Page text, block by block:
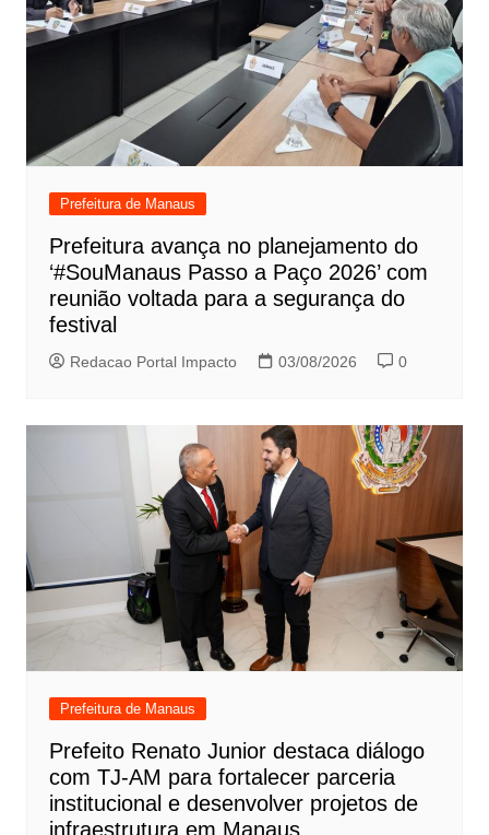
Prefeitura de Manaus
Prefeitura avança no planejamento do
‘#SouManaus Passo a Paço 2026’ com
reunião voltada para a segurança do
festival
Redacao Portal Impacto 03/08/2026 0
Prefeitura de Manaus
Prefeito Renato Junior destaca diálogo
com TJ-AM para fortalecer parceria
institucional e desenvolver projetos de
infraestrutura em Manaus